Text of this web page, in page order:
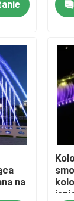
nami
na